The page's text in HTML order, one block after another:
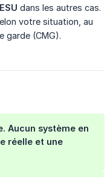
dans les autres cas.
votre situation, au
garde (CMG).
Aucun système en
réelle et une